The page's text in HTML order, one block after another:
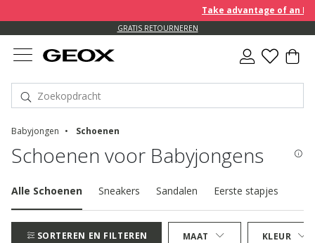
Take advantage of an
GRATIS RETOURNEREN
Babyjongen Schoenen
Schoenen voor Babyjongens
Alle Schoenen Sneakers Sandalen Eerste stapjes
SORTEREN EN FILTEREN MAAT
KLEUR